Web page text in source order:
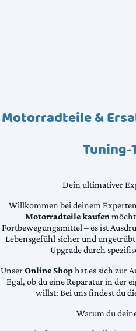
Motorradteile &
Tuning-
Dein ultimativer
Willkommen bei deinem
Motorradteile kaufen
Fortbewegungsmittel – es ist
Lebensgefühl sicher und
Upgrade durch
UnserOnline Shophat es sich zur
Egal, ob du eine Reparatur in der
willst: Bei uns findest du
Warum du